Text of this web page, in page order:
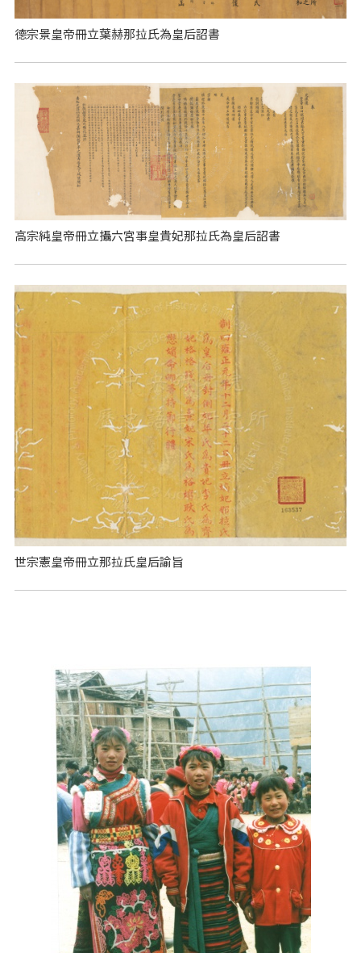
德宗景皇帝冊立葉赫那拉氏為皇后詔書
高宗純皇帝冊立攝六宮事皇貴妃那拉氏為皇后詔書
世宗憲皇帝冊立那拉氏皇后諭旨